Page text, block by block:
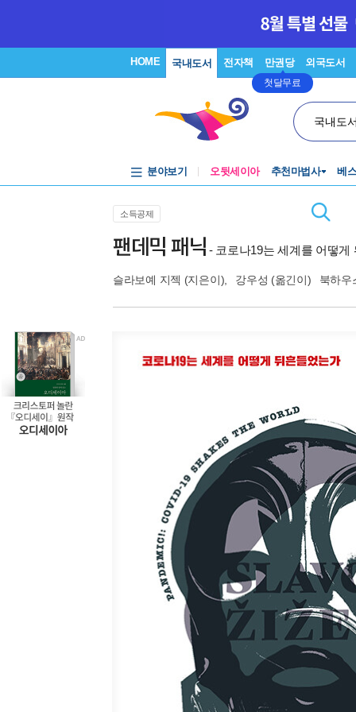
HOME 국내도서 전자책 만권당
첫달무료
외국도서
국내도
분야보기 오뒷세이아 추천마법사 베
소득공제
팬데믹 패닉 - 코로나19는 세계를 어떻게
슬라보예 지젝 (지은이), 강우성 (옮긴이) 북하우